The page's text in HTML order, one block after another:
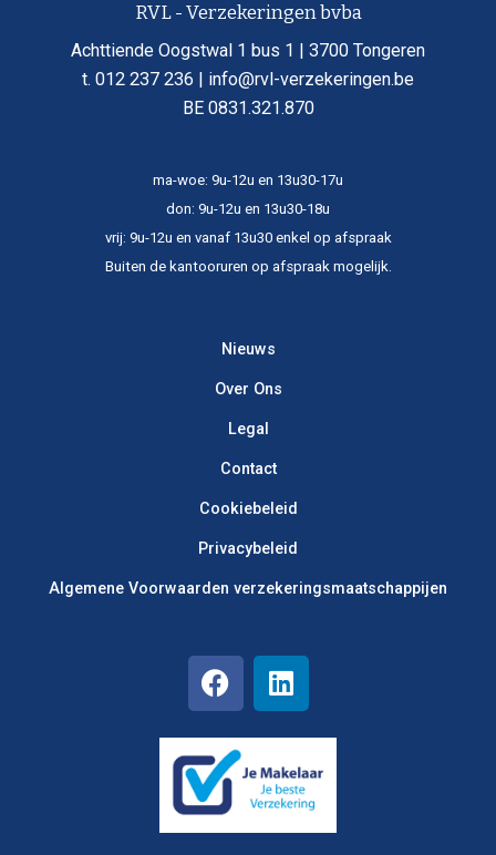
RVL - Verzekeringen bvba
Achttiende Oogstwal 1 bus 1 | 3700 Tongeren
t. 012 237 236 | info@rvl-verzekeringen.be
BE 0831.321.870
ma-woe: 9u-12u en 13u30-17u
don: 9u-12u en 13u30-18u
vrij: 9u-12u en vanaf 13u30 enkel op afspraak
Buiten de kantooruren op afspraak mogelijk.​
Nieuws
Over Ons
Legal
Contact
Cookiebeleid
Privacybeleid
Algemene Voorwaarden verzekerings­maatschappijen